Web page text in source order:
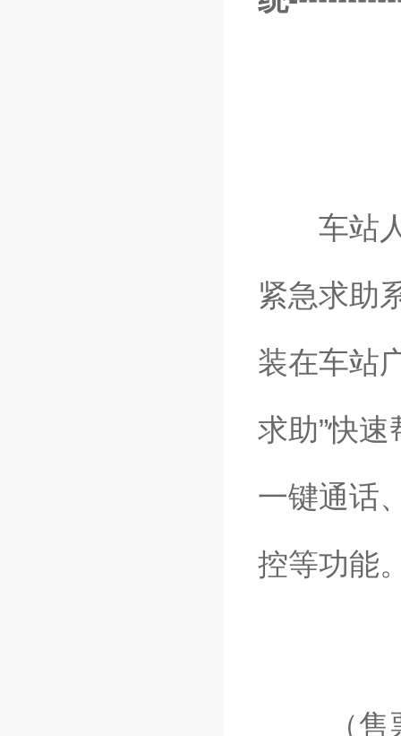
车站人
紧急求助
装在车站
求助”快
一键通话
控等功能
（售票